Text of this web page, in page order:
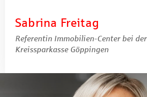
Sabrina Freitag
Referentin Immobilien-Center bei der
Kreissparkasse Göppingen